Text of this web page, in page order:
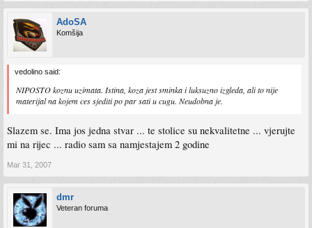
AdoSA
Komšija
vedolino said:
NIPOSTO koznu uzimata. Istina, koza jest sminka i luksuzno izgleda, ali to nije
materijal na kojem ces sjediti po par sati u cugu. Neudobna je.
Slazem se. Ima jos jedna stvar ... te stolice su nekvalitetne ... vjerujte
mi na rijec ... radio sam sa namjestajem 2 godine
Mar 31, 2007
dmr
Veteran foruma